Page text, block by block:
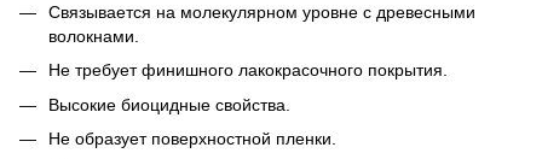
Связывается на молекулярном уровне с древесными
волокнами.
Не требует финишного лакокрасочного покрытия.
Высокие биоцидные свойства.
Не образует поверхностной пленки.